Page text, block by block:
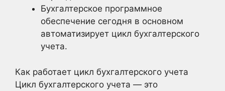
Бухгалтерское программное
обеспечение сегодня в основном
автоматизирует цикл бухгалтерского
учета.
Как работает цикл бухгалтерского учета
Цикл бухгалтерского учета — это